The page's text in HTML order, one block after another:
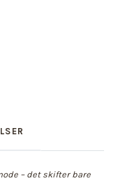
– det skifter bare